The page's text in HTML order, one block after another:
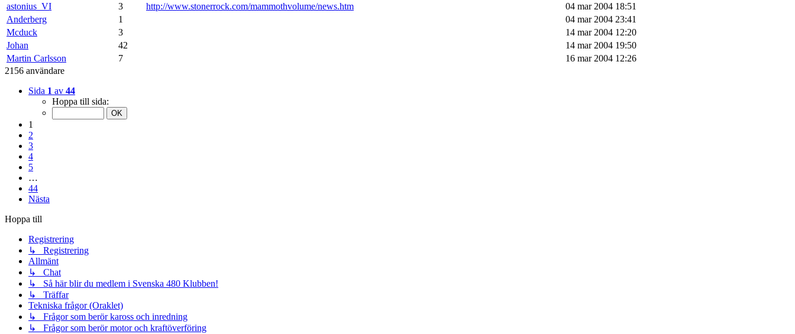
astonius_VI
3 http://www.stonerrock.com/mammothvolume/news.htm
04 mar 2004 18:51
Anderberg
1
04 mar 2004 23:41
Mcduck
3
14 mar 2004 12:20
Johan
42
14 mar 2004 19:50
Martin Carlsson
7
16 mar 2004 12:26
2156 användare
Sida 1 av 44
Hoppa till sida:
1
2
3
4
5
…
44
Nästa
Hoppa till
Registrering
↳ Registrering
Allmänt
↳ Chat
↳ Så här blir du medlem i Svenska 480 Klubben!
↳ Träffar
Tekniska frågor (Oraklet)
↳ Frågor som berör kaross och inredning
↳ Frågor som berör motor och kraftöverföring